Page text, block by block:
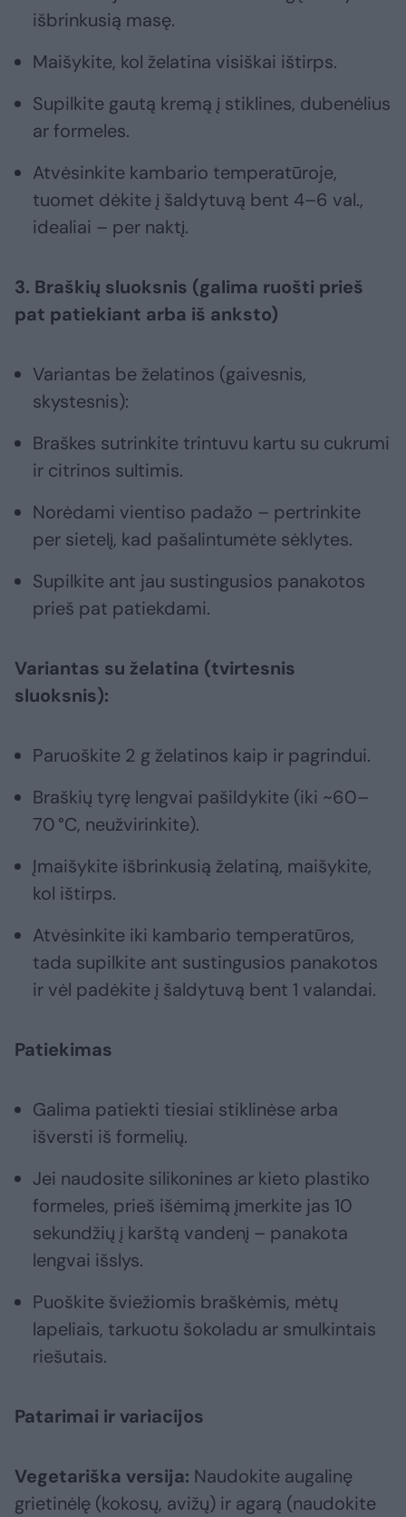
išbrinkusią masę.
Maišykite, kol želatina visiškai ištirps.
Supilkite gautą kremą į stiklines, dubenėlius
ar formeles.
Atvėsinkite kambario temperatūroje,
tuomet dėkite į šaldytuvą bent 4–6 val.,
idealiai – per naktį.
3. Braškių sluoksnis (galima ruošti prieš
pat patiekiant arba iš anksto)
Variantas be želatinos (gaivesnis,
skystesnis):
Braškes sutrinkite trintuvu kartu su cukrumi
ir citrinos sultimis.
Norėdami vientiso padažo – pertrinkite
per sietelį, kad pašalintumėte sėklytes.
Supilkite ant jau sustingusios panakotos
prieš pat patiekdami.
Variantas su želatina (tvirtesnis
sluoksnis):
Paruoškite 2 g želatinos kaip ir pagrindui.
Braškių tyrę lengvai pašildykite (iki ~60–
70 °C, neužvirinkite).
Įmaišykite išbrinkusią želatiną, maišykite,
kol ištirps.
Atvėsinkite iki kambario temperatūros,
tada supilkite ant sustingusios panakotos
ir vėl padėkite į šaldytuvą bent 1 valandai.
Patiekimas
Galima patiekti tiesiai stiklinėse arba
išversti iš formelių.
Jei naudosite silikonines ar kieto plastiko
formeles, prieš išėmimą įmerkite jas 10
sekundžių į karštą vandenį – panakota
lengvai išslys.
Puoškite šviežiomis braškėmis, mėtų
lapeliais, tarkuotu šokoladu ar smulkintais
riešutais.
Patarimai ir variacijos
Vegetariška versija: Naudokite augalinę
grietinėlę (kokosų, avižų) ir agarą (naudokite